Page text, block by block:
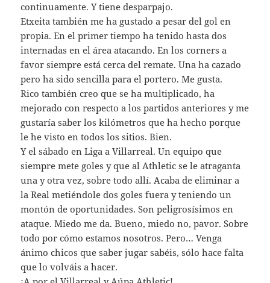
continuamente. Y tiene desparpajo.
Etxeita también me ha gustado a pesar del gol en
propia. En el primer tiempo ha tenido hasta dos
internadas en el área atacando. En los corners a
favor siempre está cerca del remate. Una ha cazado
pero ha sido sencilla para el portero. Me gusta.
Rico también creo que se ha multiplicado, ha
mejorado con respecto a los partidos anteriores y me
gustaría saber los kilómetros que ha hecho porque
le he visto en todos los sitios. Bien.
Y el sábado en Liga a Villarreal. Un equipo que
siempre mete goles y que al Athletic se le atraganta
una y otra vez, sobre todo allí. Acaba de eliminar a
la Real metiéndole dos goles fuera y teniendo un
montón de oportunidades. Son peligrosísimos en
ataque. Miedo me da. Bueno, miedo no, pavor. Sobre
todo por cómo estamos nosotros. Pero… Venga
ánimo chicos que saber jugar sabéis, sólo hace falta
que lo volváis a hacer.